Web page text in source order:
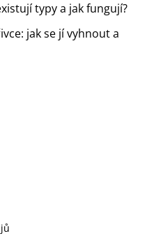
typy a jak fungují?
jak se jí vyhnout a